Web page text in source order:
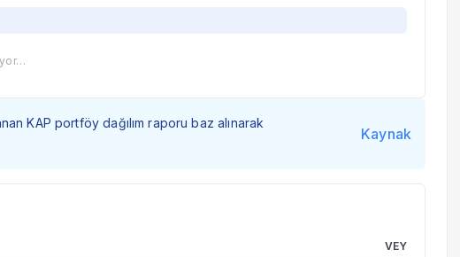
KAP portföy dağılım raporu baz alınarak
Kaynak
VEY